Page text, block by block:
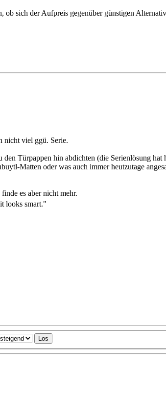
sich der Aufpreis gegenüber günstigen
nicht viel ggü. Serie.
Türpappen hin abdichten (die Serienlösung
Matten oder was auch immer heutzutage
es aber nicht mehr.
looks smart."